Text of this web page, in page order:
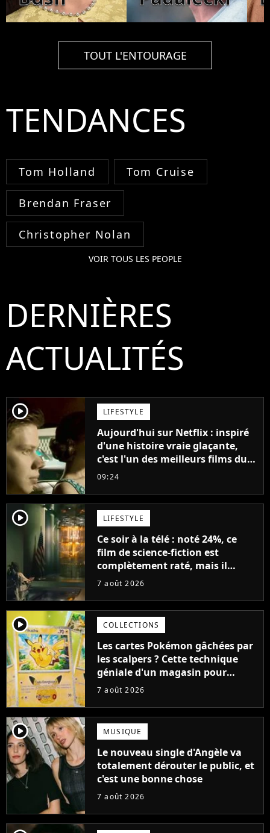
TOUT L'ENTOURAGE
TENDANCES
Tom Holland Tom Cruise
Brendan Fraser
Christopher Nolan
VOIR TOUS LES PEOPLE
DERNIÈRES
ACTUALITÉS
player2 LIFESTYLE
Aujourd'hui sur Netflix : inspiré
d'une histoire vraie glaçante,
c'est l'un des meilleurs films du
21ème siècle
09:24
player2 LIFESTYLE
Ce soir à la télé : noté 24%, ce
film de science-fiction est
complètement raté, mais il
aurait pu être encore pire à
7 août 2026
player2 COLLECTIONS
Les cartes Pokémon gâchées par
les scalpers ? Cette technique
géniale d'un magasin pour
ruiner les revendeurs
7 août 2026
player2 MUSIQUE
Le nouveau single d'Angèle va
totalement dérouter le public, et
c'est une bonne chose
7 août 2026